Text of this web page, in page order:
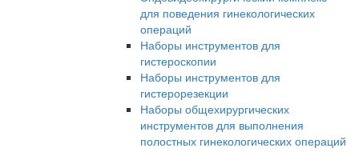
для поведения гинекологических
операций
Наборы инструментов для
гистероскопии
Наборы инструментов для
гистерорезекции
Наборы общехирургических
инструментов для выполнения
полостных гинекологических операций